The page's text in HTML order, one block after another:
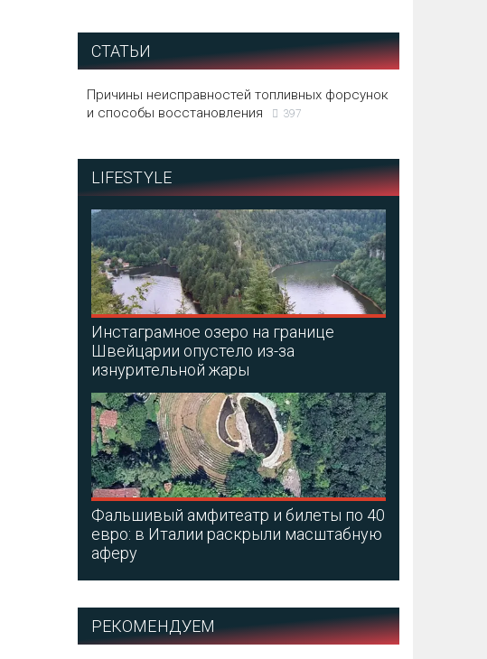
СТАТЬИ
Причины неисправностей топливных форсунок
и способы восстановления
397
LIFESTYLE
Инстаграмное озеро на границе
Швейцарии опустело из-за
изнурительной жары
Фальшивый амфитеатр и билеты по 40
евро: в Италии раскрыли масштабную
аферу
РЕКОМЕНДУЕМ